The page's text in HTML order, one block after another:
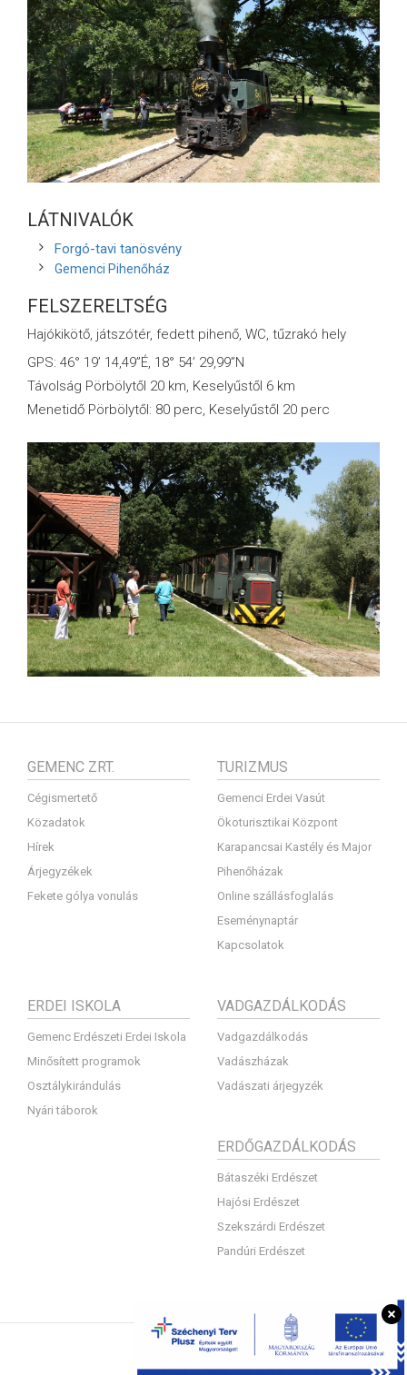
LÁTNIVALÓK
Forgó-tavi tanösvény
Gemenci Pihenőház
FELSZERELTSÉG
Hajókikötő, játszótér, fedett pihenő, WC, tűzrakó hely
GPS: 46° 19’ 14,49”É, 18° 54’ 29,99”N
Távolság Pörbölytől 20 km, Keselyűstől 6 km
Menetidő Pörbölytől: 80 perc, Keselyűstől 20 perc
GEMENC ZRT.
Cégismertető
Közadatok
Hírek
Árjegyzékek
Fekete gólya vonulás
TURIZMUS
Gemenci Erdei Vasút
Ökoturisztikai Központ
Karapancsai Kastély és Major
Pihenőházak
Online szállásfoglalás
Eseménynaptár
Kapcsolatok
ERDEI ISKOLA
Gemenc Erdészeti Erdei Iskola
Minősített programok
Osztálykirándulás
Nyári táborok
VADGAZDÁLKODÁS
Vadgazdálkodás
Vadászházak
Vadászati árjegyzék
ERDŐGAZDÁLKODÁS
Bátaszéki Erdészet
Hajósi Erdészet
Szekszárdi Erdészet
Pandúri Erdészet